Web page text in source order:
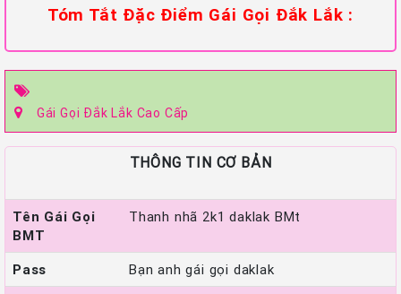
Tóm Tắt Đặc Điểm Gái Gọi Đắk Lắk :
Gái Gọi Đắk Lắk Cao Cấp
THÔNG TIN CƠ BẢN
Tên Gái Gọi
BMT
Thanh nhã 2k1 daklak BMt
Pass
Bạn anh gái gọi daklak